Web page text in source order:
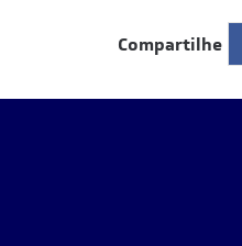
Compartilhe